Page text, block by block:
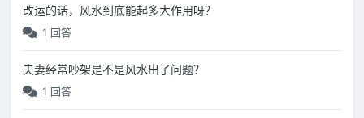
改运的话，风水到底能起多大作用呀？
1 回答
夫妻经常吵架是不是风水出了问题？
1 回答